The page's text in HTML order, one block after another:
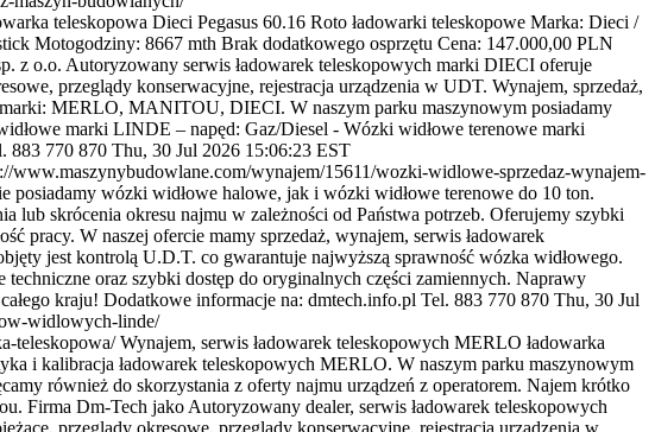
teleskopowa Dieci Pegasus 60.16 Roto ładowarki teleskopowe Marka: Dieci /
Motogodziny: 8667 mth Brak dodatkowego osprzętu Cena: 147.000,00 PLN
z o.o. Autoryzowany serwis ładowarek teleskopowych marki DIECI oferuje
przeglądy konserwacyjne, rejestracja urządzenia w UDT. Wynajem, sprzedaż,
MERLO, MANITOU, DIECI. W naszym parku maszynowym posiadamy
marki LINDE – napęd: Gaz/Diesel - Wózki widłowe terenowe marki
883 770 870 Thu, 30 Jul 2026 15:06:23 EST
www.maszynybudowlane.com/wynajem/15611/wozki-widlowe-sprzedaz-wynajem-
wózki widłowe halowe, jak i wózki widłowe terenowe do 10 ton.
lub skrócenia okresu najmu w zależności od Państwa potrzeb. Oferujemy szybki
pracy. W naszej ofercie mamy sprzedaż, wynajem, serwis ładowarek
jest kontrolą U.D.T. co gwarantuje najwyższą sprawność wózka widłowego.
oraz szybki dostęp do oryginalnych części zamiennych. Naprawy
kraju! Dodatkowe informacje na: dmtech.info.pl Tel. 883 770 870 Thu, 30 Jul
widlowych-linde/
teleskopowa/Wynajem, serwis ładowarek teleskopowych MERLO ładowarka
i kalibracja ładowarek teleskopowych MERLO. W naszym parku maszynowym
również do skorzystania z oferty najmu urządzeń z operatorem. Najem krótko
Firma Dm-Tech jako Autoryzowany dealer, serwis ładowarek teleskopowych
przeglądy okresowe, przeglądy konserwacyjne, rejestracja urządzenia w